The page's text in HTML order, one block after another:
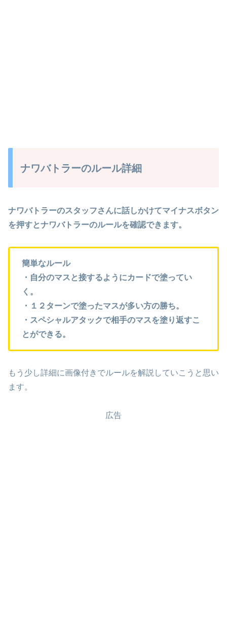
ナワバトラーのルール詳細
ナワバトラーのスタッフさんに話しかけてマイナスボタン
を押すとナワバトラーのルールを確認できます。
簡単なルール
・自分のマスと接するようにカードで塗ってい
く。
・１２ターンで塗ったマスが多い方の勝ち。
・スペシャルアタックで相手のマスを塗り返すこ
とができる。
もう少し詳細に画像付きでルールを解説していこうと思い
ます。
広告